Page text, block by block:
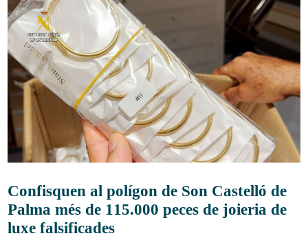
Confisquen al polígon de Son Castelló de
Palma més de 115.000 peces de joieria de
luxe falsificades